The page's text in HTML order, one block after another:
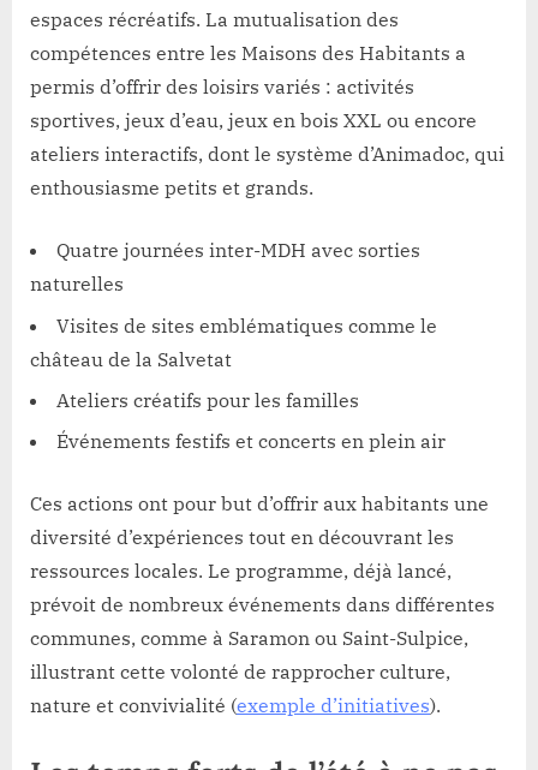
espaces récréatifs. La mutualisation des
compétences entre les Maisons des Habitants a
permis d’offrir des loisirs variés : activités
sportives, jeux d’eau, jeux en bois XXL ou encore
ateliers interactifs, dont le système d’Animadoc, qui
enthousiasme petits et grands.
Quatre journées inter-MDH avec sorties
naturelles
Visites de sites emblématiques comme le
château de la Salvetat
Ateliers créatifs pour les familles
Événements festifs et concerts en plein air
Ces actions ont pour but d’offrir aux habitants une
diversité d’expériences tout en découvrant les
ressources locales. Le programme, déjà lancé,
prévoit de nombreux événements dans différentes
communes, comme à Saramon ou Saint-Sulpice,
illustrant cette volonté de rapprocher culture,
nature et convivialité (exemple d’initiatives).